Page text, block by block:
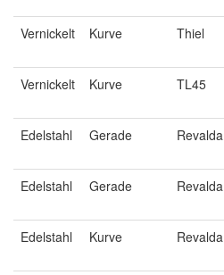
Vernickelt Kurve Thiel
Vernickelt Kurve TL45
Edelstahl Gerade Revalda
Edelstahl Gerade Revalda
Edelstahl Kurve Revalda